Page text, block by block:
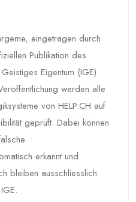
eingetragen durch
Publikation des
Eigentum (IGE)
werden alle
von HELP.CH auf
geprüft. Dabei können
erkannt und
bleiben ausschliesslich